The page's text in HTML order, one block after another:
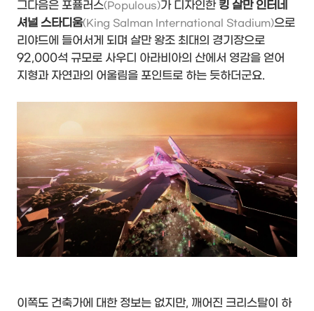
그다음은 포퓰러스(Populous)가 디자인한 킹 살만 인터네
셔널 스타디움(King Salman International Stadium)으로
리야드에 들어서게 되며 살만 왕조 최대의 경기장으로
92,000석 규모로 사우디 아라비아의 산에서 영감을 얻어
지형과 자연과의 어울림을 포인트로 하는 듯하더군요.
이쪽도 건축가에 대한 정보는 없지만, 깨어진 크리스탈이 하